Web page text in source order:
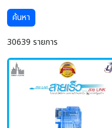
ค้นหา
30639 รายการ